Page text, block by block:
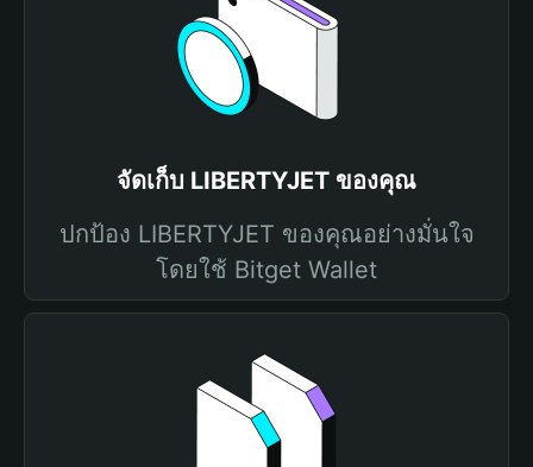
จัดเก็บ LIBERTYJET ของคุณ
ปกป้อง LIBERTYJET ของคุณอย่างมั่นใจ
โดยใช้ Bitget Wallet